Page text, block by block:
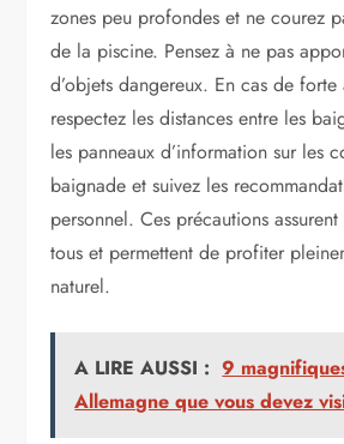
zones peu profondes et ne courez
de la piscine. Pensez à ne pas
d’objets dangereux. En cas de
respectez les distances entre les
les panneaux d’information sur les
baignade et suivez les
personnel. Ces précautions
tous et permettent de profiter
naturel.
A LIRE AUSSI : 9
Allemagne que vous devez